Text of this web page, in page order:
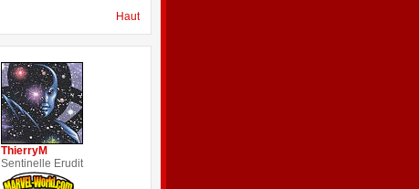
Haut
ThierryM
Sentinelle Erudit